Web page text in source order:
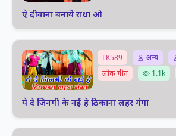
ऐ दीवाना बनाये राधा ओ
LK589 अन्य
लोक गीत
1.1k
ये दे जिनगी के नई हे ठिकाना लहर गंगा